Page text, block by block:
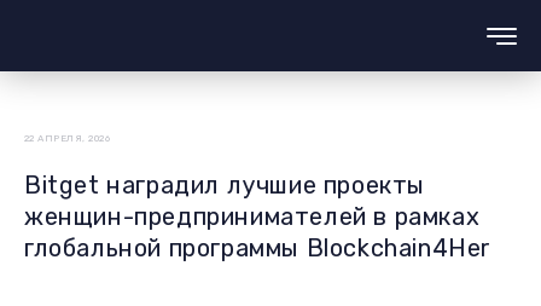
22 АПРЕЛЯ, 2026
Bitget наградил лучшие проекты
женщин-предпринимателей в рамках
глобальной программы Blockchain4Her